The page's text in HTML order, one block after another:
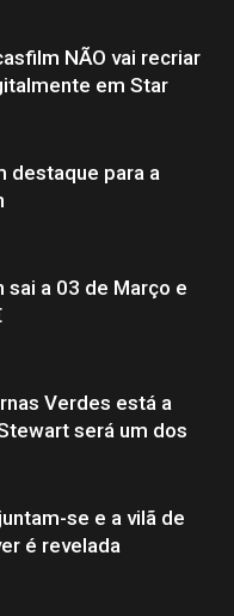
NÃO vai recriar
em Star
destaque para a
sai a 03 de Março e
Verdes está a
será um dos
se e a vilã de
é revelada